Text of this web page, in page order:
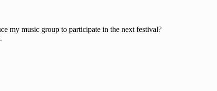
my music group to participate in the next festival?